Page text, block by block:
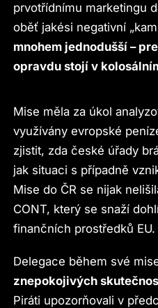
prvotřídnímu marketingu
oběť jakési negativní
mnohem jednodušší –
opravdu stojí v
Mise měla za úkol
využívány evropské
zjistit, zda české úřady
jak situaci s případně
Mise do ČR se nijak
CONT, který se snaží
finančních prostředků EU.
Delegace během své
znepokojivých
Piráti upozorňovali v